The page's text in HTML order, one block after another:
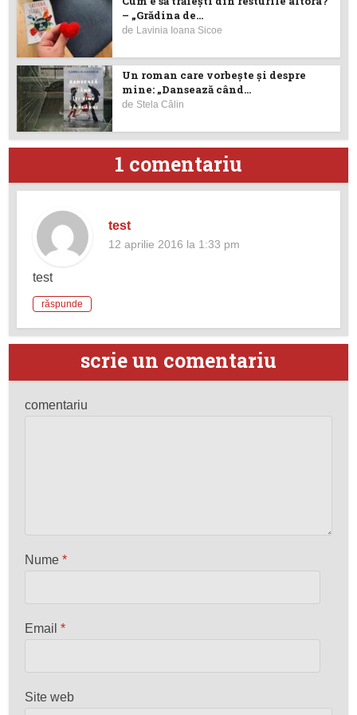
– „Grădina de...
de Lavinia Ioana Sicoe
Un roman care vorbește și despre
mine: „Dansează când...
de Stela Călin
1 comentariu
test
12 aprilie 2016 la 1:33 pm
test
răspunde
scrie un comentariu
comentariu
Nume*
Email*
Site web